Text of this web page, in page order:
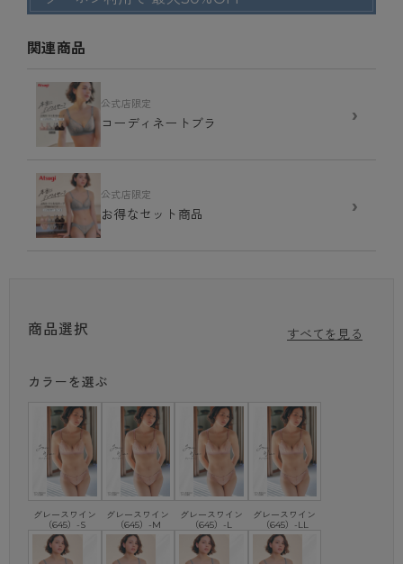
定番のショーツ股上が深すぎず浅すぎないショーツは、ほどよい可愛ら
る、グレースワイン、グレー、ブラックの3色展開。
その日の気分に合わせて選ぶのもおすすめ。
※こちらの商品は、アツギにいただくお客様からのご意見を製品に反映
別注生産をおこなったWEB専売商品でございます。
そのため、過剰な包装を軽減しなるべく簡易的な包装とするために、
商品パッケージやタグがなく、お届けできるようにしております。
関連商品
公式店限定
コーディネートブラ ›
公式店限定
お得なセット商品 ›
商品選択 すべてを見る
カラーを選ぶ
グレースワイン
（645）-S
グレースワイン
（645）-M
グレースワイン
（645）-L
グレースワイン
（645）-LL